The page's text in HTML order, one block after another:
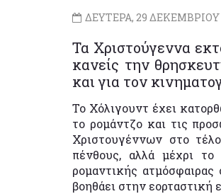
ΔΕΥΤΕΡΑ, 29 ΔΕΚΕΜΒΡΙΟΥ
Τα Χριστούγεννα
κανείς την
και για τον
Το Χόλιγουντ έχει
το ρομάντζο και τις
Χριστουγέννων στο
πένθους, αλλά μέχρι
ρομαντικής
βοηθάει στην εορταστική